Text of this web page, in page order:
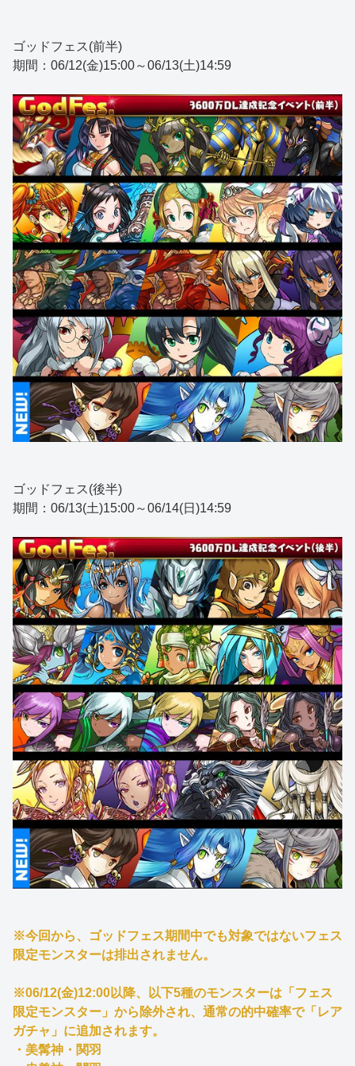
ゴッドフェス(前半)
期間：06/12(金)15:00～06/13(土)14:59
ゴッドフェス(後半)
期間：06/13(土)15:00～06/14(日)14:59
※今回から、ゴッドフェス期間中でも対象ではないフェス
限定モンスターは排出されません。
※06/12(金)12:00以降、以下5種のモンスターは「フェス
限定モンスター」から除外され、通常の的中確率で「レア
ガチャ」に追加されます。
・美髯神・関羽